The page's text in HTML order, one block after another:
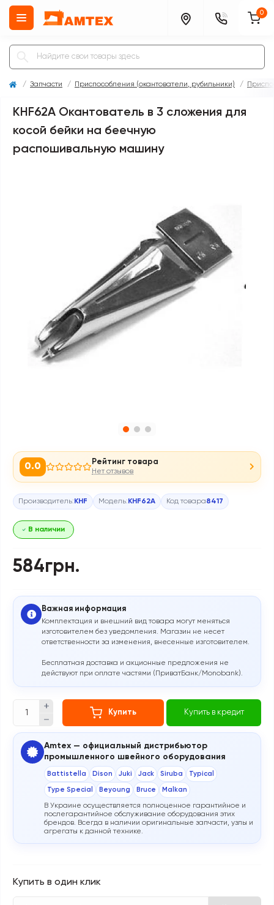
0
Запчасти Приспособления (окантователи, рубильники)
KHF62A Окантователь в 3 сложения для
косой бейки на беечную
распошивальную машину
0.0 Рейтинг товара
Нет отзывов
Производитель: KHF Модель: KHF62A Код товара8417
В наличии
584грн.
Важная информация
Комплектация и внешний вид товара могут меняться
изготовителем без уведомления. Магазин не несет
ответственности за изменения, внесенные изготовителем.
Бесплатная доставка и акционные предложения не
действуют при оплате частями (ПриватБанк/Monobank).
Купить Купить в кредит
Amtex — официальный дистрибьютор
промышленного швейного оборудования
Battistella Dison Juki Jack Siruba Typical
Type Special Beyoung Bruce Malkan
В Украине осуществляется полноценное гарантийное и
послегарантийное обслуживание оборудования этих
брендов. Всегда в наличии оригинальные запчасти, узлы и
агрегаты к данной технике.
Купить в один клик